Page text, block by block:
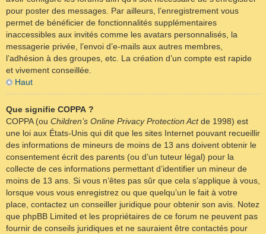
pour poster des messages. Par ailleurs, l’enregistrement vous
permet de bénéficier de fonctionnalités supplémentaires
inaccessibles aux invités comme les avatars personnalisés, la
messagerie privée, l’envoi d’e-mails aux autres membres,
l’adhésion à des groupes, etc. La création d’un compte est rapide
et vivement conseillée.
Haut
Que signifie COPPA ?
COPPA (ou Children’s Online Privacy Protection Actde 1998) est
une loi aux États-Unis qui dit que les sites Internet pouvant recueillir
des informations de mineurs de moins de 13 ans doivent obtenir le
consentement écrit des parents (ou d’un tuteur légal) pour la
collecte de ces informations permettant d’identifier un mineur de
moins de 13 ans. Si vous n’êtes pas sûr que cela s’applique à vous,
lorsque vous vous enregistrez ou que quelqu’un le fait à votre
place, contactez un conseiller juridique pour obtenir son avis. Notez
que phpBB Limited et les propriétaires de ce forum ne peuvent pas
fournir de conseils juridiques et ne sauraient être contactés pour